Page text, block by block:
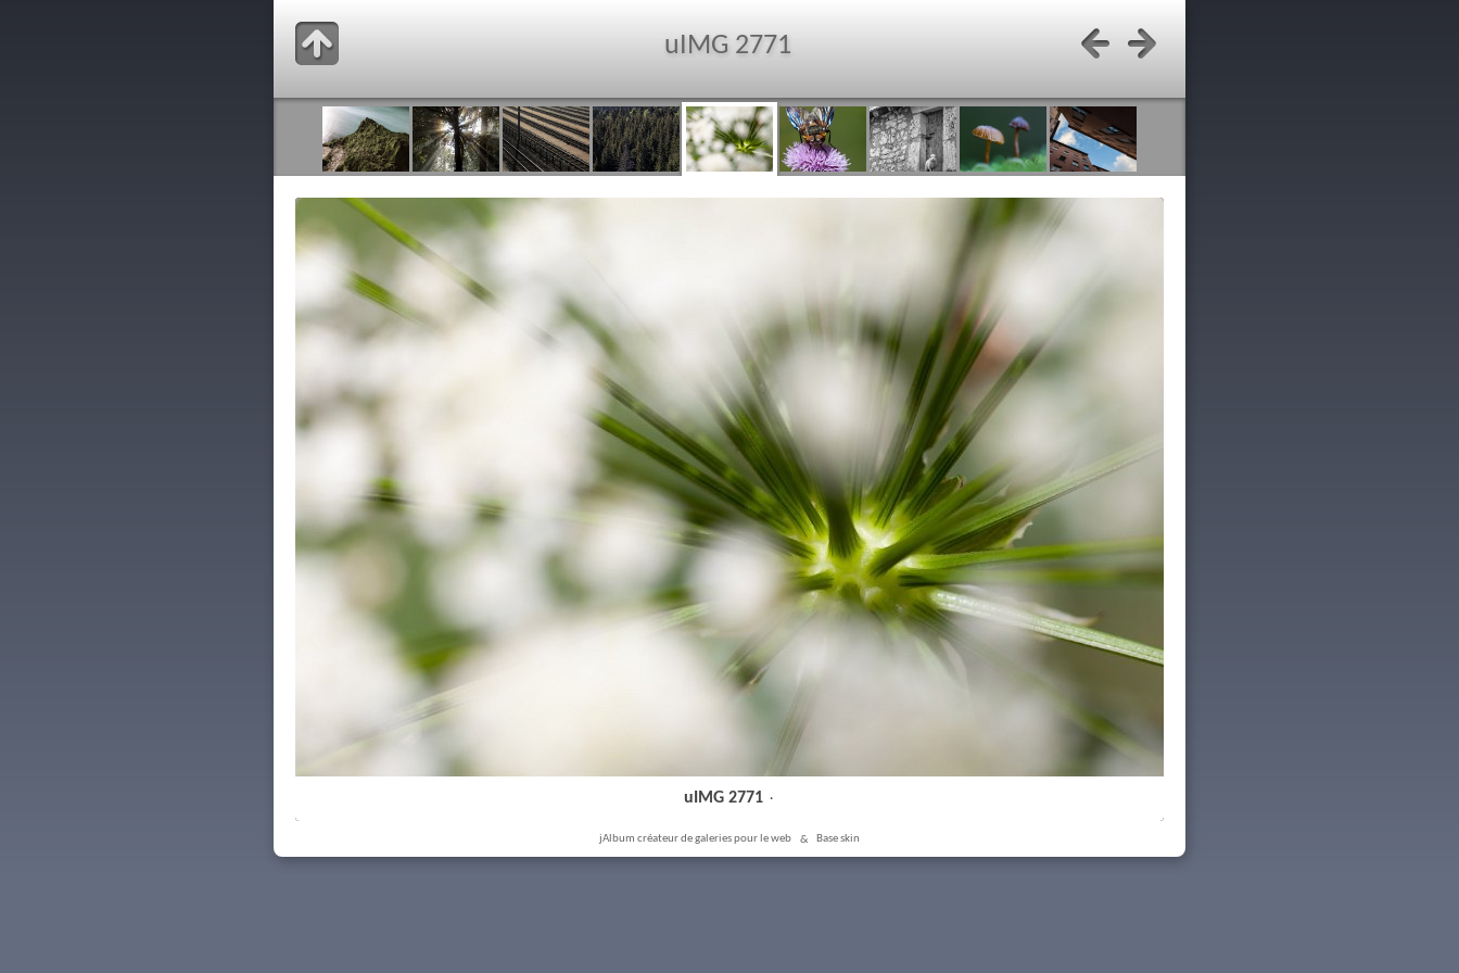
uIMG 2771
uIMG 2771·
jAlbum créateur de galeries pour le web & Base skin